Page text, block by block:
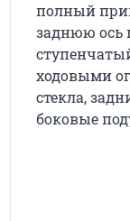
полный
заднюю ось
ходовыми
стекла,
боковые